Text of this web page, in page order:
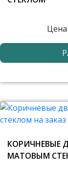
Цена
КОРИЧНЕВЫЕ
МАТОВЫМ